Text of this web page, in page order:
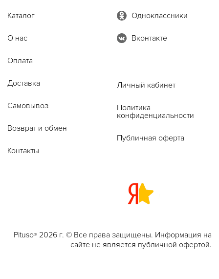
Каталог
О нас
Оплата
Доставка
Самовывоз
Возврат и обмен
Контакты
Одноклассники
Вконтакте
Личный кабинет
Политика
конфиденциальности
Публичная оферта
Pituso® 2026 г. © Все права защищены. Информация на
сайте не является публичной офертой.